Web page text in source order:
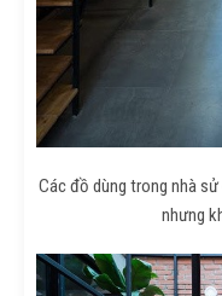
Các đồ dùng trong nhà
nhưng